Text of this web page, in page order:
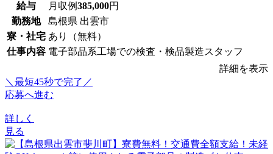
給与 月収例385,000円
勤務地
島根県 出雲市
寮・社宅 あり（無料）
仕事内容 電子部品系工場での検査・検品製造スタッフ
詳細を表示
＼最短45秒で完了／
応募へ進む
詳しく
見る